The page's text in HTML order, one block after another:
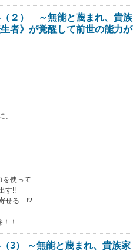
２） ～無能と蔑まれ、貴族
者》が覚醒して前世の能力が
、
を使って
す!!
せる…!?
！
3） ～無能と蔑まれ、貴族家